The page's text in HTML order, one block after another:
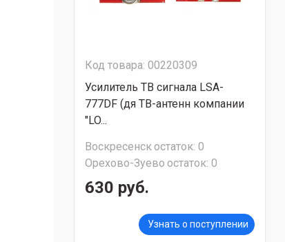
Код товара: 00220309
Усилитель ТВ сигнала LSA-
777DF (дя ТВ-антенн компании
"LO...
Воскресенскостаток: 0
Орехово-Зуево остаток: 0
630 руб.
Узнать о поступлении